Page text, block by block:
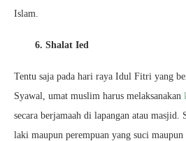
Islam.
6. Shalat Ied
Tentu saja pada hari raya Idul Fitri yang
Syawal, umat muslim harus melaksanakan
secara berjamaah di lapangan atau
laki maupun perempuan yang suci